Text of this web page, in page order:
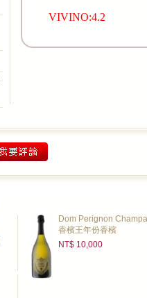
VIVINO:4.2
Dom Perignon
香檳王年份香檳
NT$ 10,000